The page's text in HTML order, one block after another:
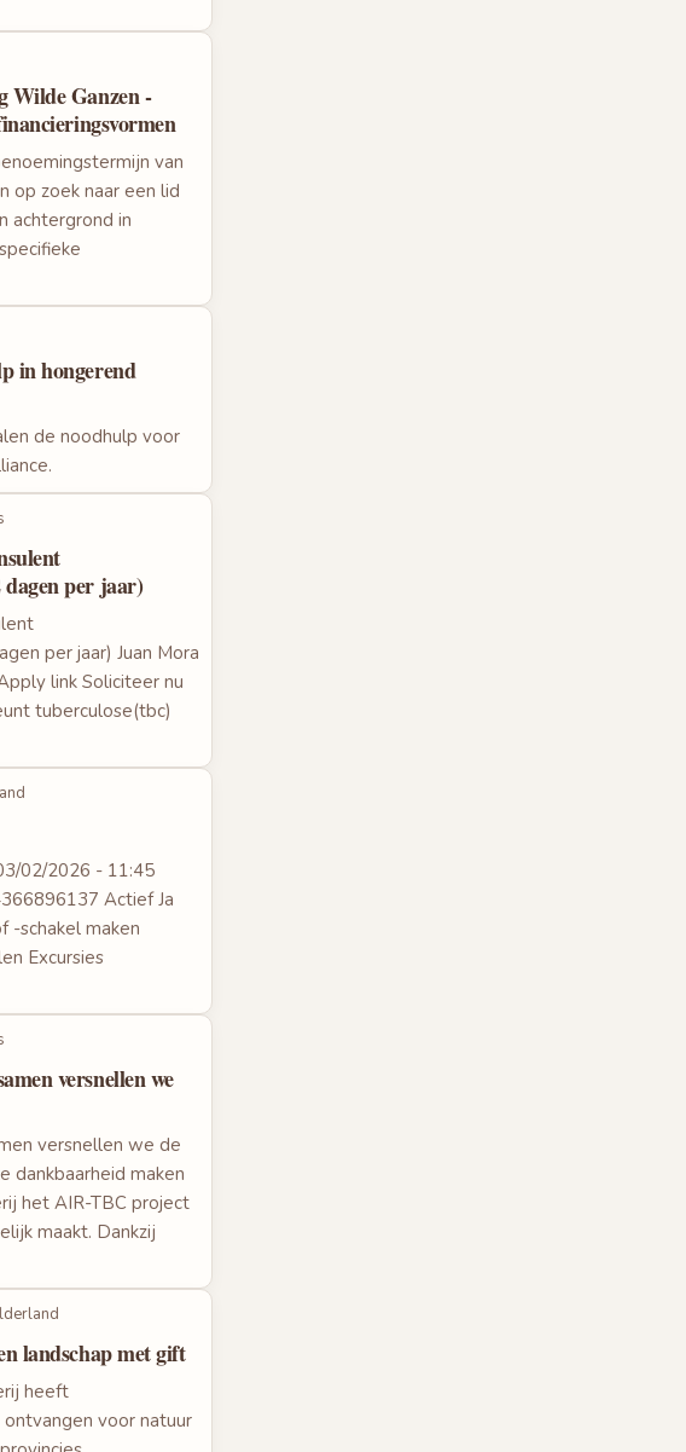
Wilde Ganzen -
van
op zoek naar een lid
achtergrond in
in hongerend
de noodhulp voor
per jaar)
per jaar) Juan Mora
link Soliciteer nu
tuberculose(tbc)
02/2026 - 11:45
Actief Ja
-schakel maken
Excursies
versnellen we
versnellen we de
maken
het AIR-TBC project
maakt. Dankzij
landschap met gift
heeft
voor natuur